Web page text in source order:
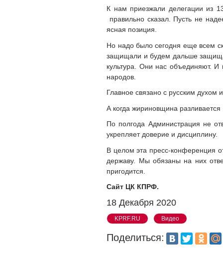
К нам приезжали делегации из
правильно сказал. Пусть не
ясная позиция.
Но надо было сегодня еще всем
защищали и будем дальше
культура. Они нас объединяют. И
народов.
Главное связано с русским духом
А когда жириновщина
По полгода Администрация не
укрепляет доверие и дисциплину.
В целом эта пресс-конференция
державу. Мы обязаны на них
пригодится.
Сайт ЦК КПРФ.
18 Декабря 2020
KPRF.RU Видео
Поделиться: